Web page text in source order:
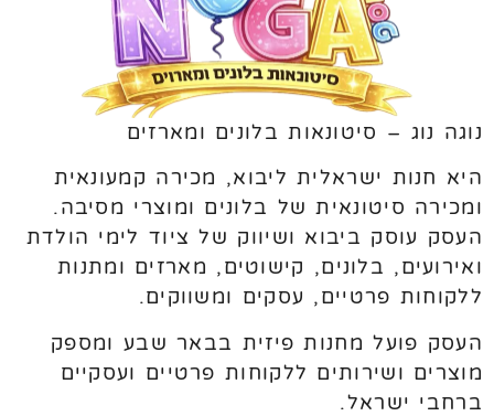
נוגה נוג – סיטונאות בלונים ומארזים
היא חנות ישראלית ליבוא, מכירה קמעונאית
ומכירה סיטונאית של בלונים ומוצרי מסיבה.
העסק עוסק ביבוא ושיווק של ציוד לימי הולדת
ואירועים, בלונים, קישוטים, מארזים ומתנות
ללקוחות פרטיים, עסקים ומשווקים.
העסק פועל מחנות פיזית בבאר שבע ומספק
מוצרים ושירותים ללקוחות פרטיים ועסקיים
ברחבי ישראל.